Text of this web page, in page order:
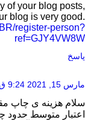
of your blog posts,
blog is very good.
register-person?
ref=GJY4VW8W
پاسخ
مارس 15, 2021 9:24 ق.ظ
اعتبار متوسط حدود